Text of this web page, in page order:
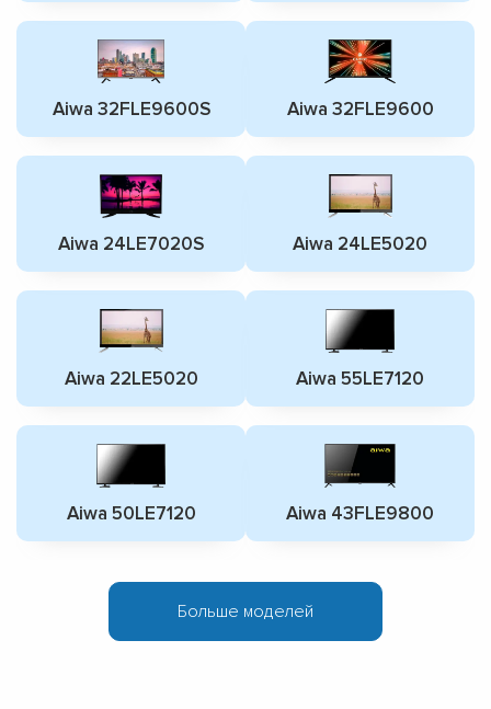
Aiwa 32FLE9600S Aiwa 32FLE9600
Aiwa 24LE7020S Aiwa 24LE5020
Aiwa 22LE5020 Aiwa 55LE7120
Aiwa 50LE7120 Aiwa 43FLE9800
Больше моделей